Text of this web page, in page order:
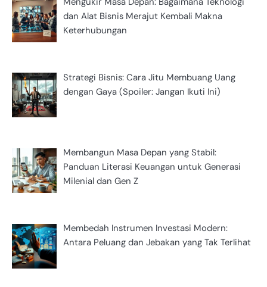
dan Alat Bisnis Merajut Kembali Makna
Keterhubungan
Strategi Bisnis: Cara Jitu Membuang Uang
dengan Gaya (Spoiler: Jangan Ikuti Ini)
Membangun Masa Depan yang Stabil:
Panduan Literasi Keuangan untuk Generasi
Milenial dan Gen Z
Membedah Instrumen Investasi Modern:
Antara Peluang dan Jebakan yang Tak Terlihat